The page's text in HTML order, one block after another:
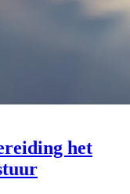
het